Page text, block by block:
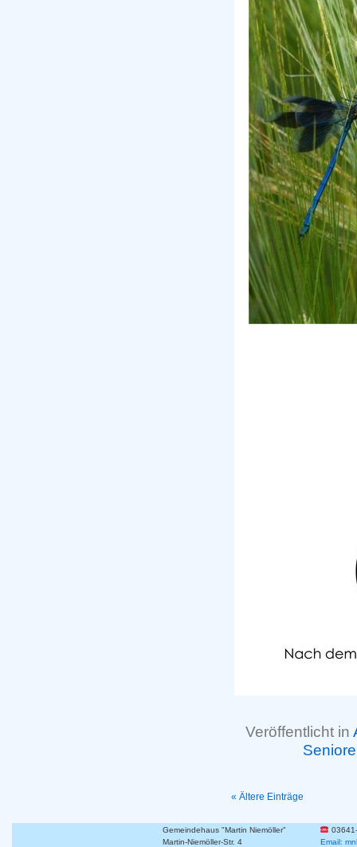
Veröffentlicht in
« Ältere Einträge
Gemeindehaus "Martin Niemöller"
Martin-Niemöller-Str. 4
Email: